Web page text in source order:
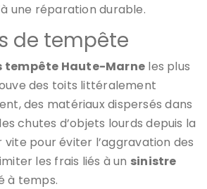
une réparation durable.
de tempête
tempête Haute-Marne les plus
des toits littéralement
des matériaux dispersés dans
chutes d’objets lourds depuis la
pour éviter l’aggravation des
les frais liés à un sinistre
à temps.